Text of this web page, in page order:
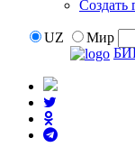
Создать
UZ
Мир